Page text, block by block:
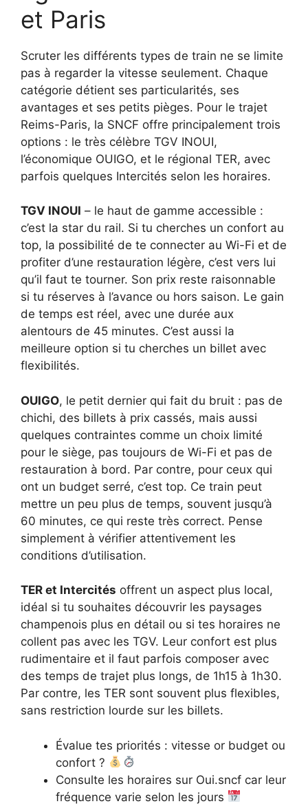
et Paris
Scruter les différents types de train ne se limite
pas à regarder la vitesse seulement. Chaque
catégorie détient ses particularités, ses
avantages et ses petits pièges. Pour le trajet
Reims-Paris, la SNCF offre principalement trois
options : le très célèbre TGV INOUI,
l’économique OUIGO, et le régional TER, avec
parfois quelques Intercités selon les horaires.
TGV INOUI – le haut de gamme accessible :
c’est la star du rail. Si tu cherches un confort au
top, la possibilité de te connecter au Wi-Fi et de
profiter d’une restauration légère, c’est vers lui
qu’il faut te tourner. Son prix reste raisonnable
si tu réserves à l’avance ou hors saison. Le gain
de temps est réel, avec une durée aux
alentours de 45 minutes. C’est aussi la
meilleure option si tu cherches un billet avec
flexibilités.
OUIGO, le petit dernier qui fait du bruit : pas de
chichi, des billets à prix cassés, mais aussi
quelques contraintes comme un choix limité
pour le siège, pas toujours de Wi-Fi et pas de
restauration à bord. Par contre, pour ceux qui
ont un budget serré, c’est top. Ce train peut
mettre un peu plus de temps, souvent jusqu’à
60 minutes, ce qui reste très correct. Pense
simplement à vérifier attentivement les
conditions d’utilisation.
TER et Intercités offrent un aspect plus local,
idéal si tu souhaites découvrir les paysages
champenois plus en détail ou si tes horaires ne
collent pas avec les TGV. Leur confort est plus
rudimentaire et il faut parfois composer avec
des temps de trajet plus longs, de 1h15 à 1h30.
Par contre, les TER sont souvent plus flexibles,
sans restriction lourde sur les billets.
Évalue tes priorités : vitesse or budget ou
confort ?
Consulte les horaires sur Oui.sncf car leur
fréquence varie selon les jours